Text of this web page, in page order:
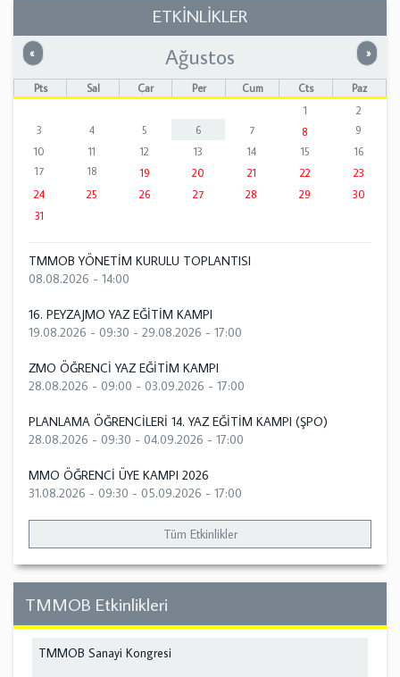
ETKİNLİKLER
« Önceki »
Ağustos
Pts Sal Çar Per Cum Cts
Paz
1
2
3
4 5 6 7 8
9
10
11 12 13 14 15
16
17
18 19 20 21 22
23
24
25 26 27 28 29
30
31
TMMOB YÖNETİM KURULU TOPLANTISI
08.08.2026 - 14:00
16. PEYZAJMO YAZ EĞİTİM KAMPI
19.08.2026 - 09:30 - 29.08.2026 - 17:00
ZMO ÖĞRENCİ YAZ EĞİTİM KAMPI
28.08.2026 - 09:00 - 03.09.2026 - 17:00
PLANLAMA ÖĞRENCİLERİ 14. YAZ EĞİTİM KAMPI (ŞPO)
28.08.2026 - 09:30 - 04.09.2026 - 17:00
MMO ÖĞRENCİ ÜYE KAMPI 2026
31.08.2026 - 09:30 - 05.09.2026 - 17:00
Tüm Etkinlikler
TMMOB Etkinlikleri
TMMOB Sanayi Kongresi